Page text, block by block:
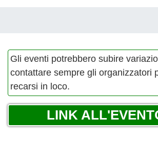
Gli eventi potrebbero subire
contattare sempre gli organizzatori
recarsi in loco.
LINK